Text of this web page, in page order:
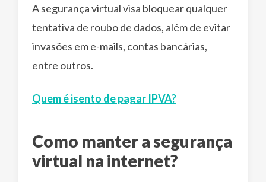
A segurança virtual visa bloquear qualquer
tentativa de roubo de dados, além de evitar
invasões em e-mails, contas bancárias,
entre outros.
Quem é isento de pagar IPVA?
Como manter a segurança
virtual na internet?